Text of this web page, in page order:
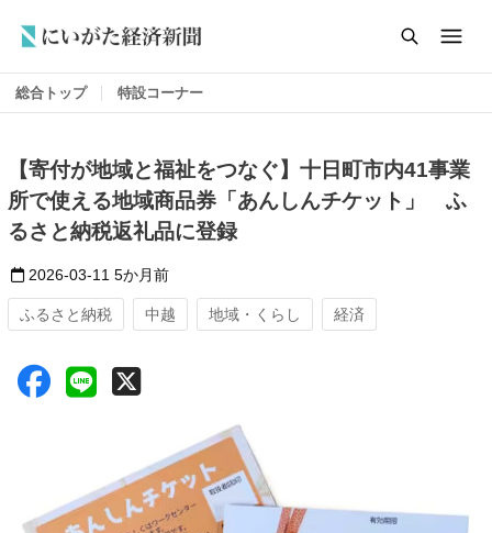
総合トップ 特設コーナー
【寄付が地域と福祉をつなぐ】十日町市内41事業
所で使える地域商品券「あんしんチケット」 ふ
るさと納税返礼品に登録
2026-03-11 5か月前
ふるさと納税 中越 地域・くらし 経済